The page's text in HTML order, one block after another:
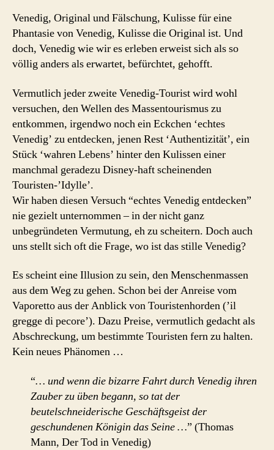
Venedig, Original und Fälschung, Kulisse für eine
Phantasie von Venedig, Kulisse die Original ist. Und
doch, Venedig wie wir es erleben erweist sich als so
völlig anders als erwartet, befürchtet, gehofft.
Vermutlich jeder zweite Venedig-Tourist wird wohl
versuchen, den Wellen des Massentourismus zu
entkommen, irgendwo noch ein Eckchen ‘echtes
Venedig’ zu entdecken, jenen Rest ‘Authentizität’, ein
Stück ‘wahren Lebens’ hinter den Kulissen einer
manchmal geradezu Disney-haft scheinenden
Touristen-’Idylle’.
Wir haben diesen Versuch “echtes Venedig entdecken”
nie gezielt unternommen – in der nicht ganz
unbegründeten Vermutung, eh zu scheitern. Doch auch
uns stellt sich oft die Frage, wo ist das stille Venedig?
Es scheint eine Illusion zu sein, den Menschenmassen
aus dem Weg zu gehen. Schon bei der Anreise vom
Vaporetto aus der Anblick von Touristenhorden (’il
gregge di pecore’). Dazu Preise, vermutlich gedacht als
Abschreckung, um bestimmte Touristen fern zu halten.
Kein neues Phänomen …
“… und wenn die bizarre Fahrt durch Venedig ihren
Zauber zu üben begann, so tat der
beutelschneiderische Geschäftsgeist der
geschundenen Königin das Seine …” (Thomas
Mann, Der Tod in Venedig)